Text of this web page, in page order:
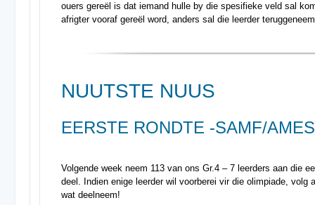
ouers gereël is dat iemand hulle by die spesifieke veld sal
afrigter vooraf gereël word, anders sal die leerder
NUUTSTE NUUS
EERSTE RONDTE -SAMF/
Volgende week neem 113 van ons Gr.4 – 7 leerders aan die
deel. Indien enige leerder wil voorberei vir die olimpiade, volg
wat deelneem!